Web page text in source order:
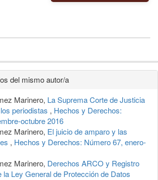
del mismo autor/a
Marinero, La Suprema Corte de Justicia
periodistas , Hechos y Derechos:
octubre 2016
Marinero, El juicio de amparo y las
, Hechos y Derechos: Número 67, enero-
Marinero, Derechos ARCO y Registro
la Ley General de Protección de Datos